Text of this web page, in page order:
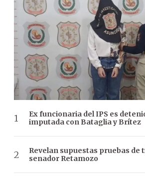
Ex funcionaria del IPS es
imputada con Bataglia y Brítez
Revelan supuestas pruebas de
senador Retamozo